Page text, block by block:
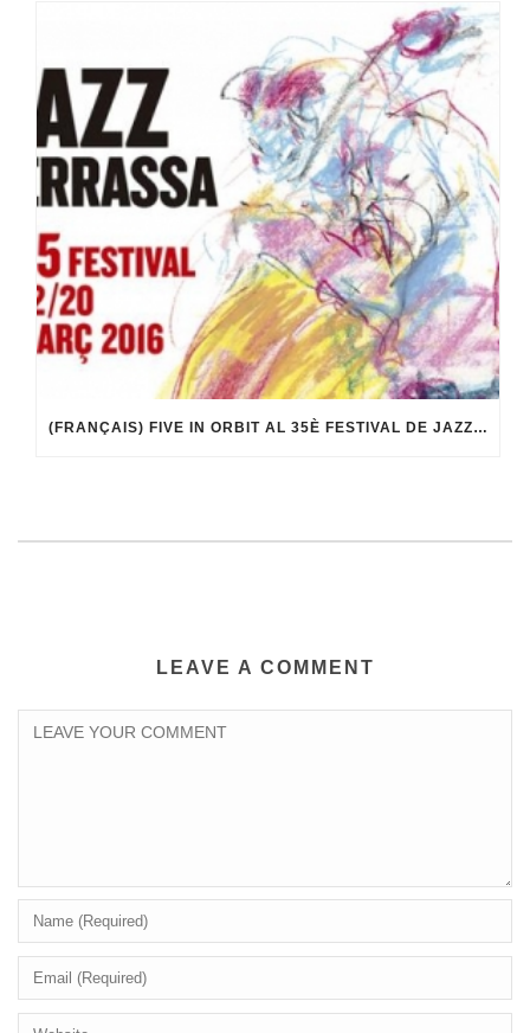
(FRANÇAIS) FIVE IN ORBIT AL 35È FESTIVAL DE JAZZ DE TERRASSA
LEAVE A COMMENT